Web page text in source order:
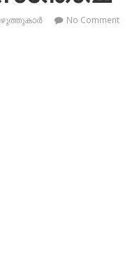
No Comment